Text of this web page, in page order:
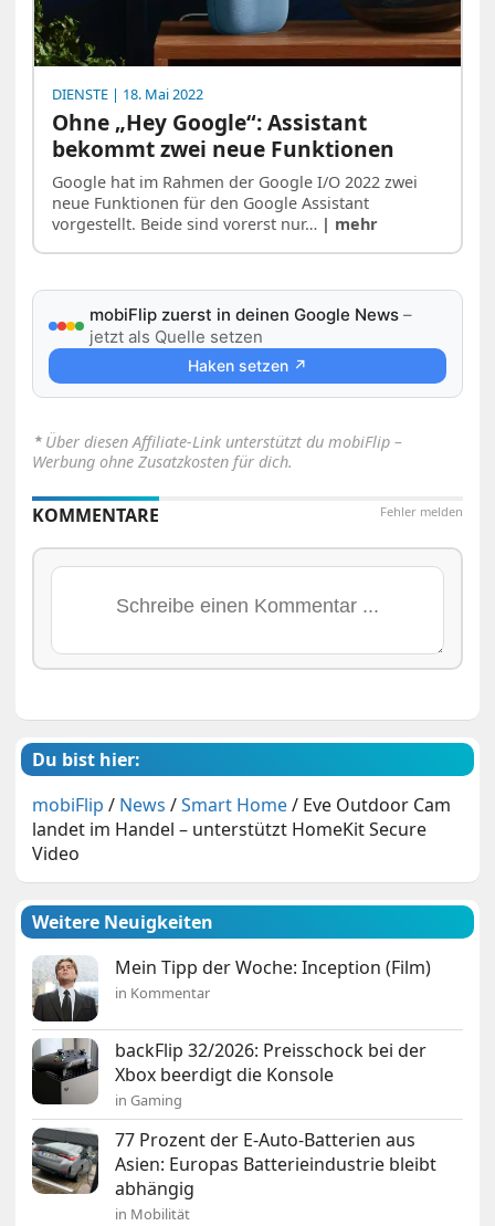
DIENSTE | 18. Mai 2022
Ohne „Hey Google“: Assistant
bekommt zwei neue Funktionen
Google hat im Rahmen der Google I/O 2022 zwei
neue Funktionen für den Google Assistant
vorgestellt. Beide sind vorerst nur… | mehr
mobiFlip zuerst in deinen Google News –
jetzt als Quelle setzen
Haken setzen ↗
⋆ Über diesen Affiliate-Link unterstützt du mobiFlip –
Werbung ohne Zusatzkosten für dich.
Fehler melden
KOMMENTARE
Du bist hier:
mobiFlip / News /Smart Home/ Eve Outdoor Cam
landet im Handel – unterstützt HomeKit Secure
Video
Weitere Neuigkeiten
Mein Tipp der Woche: Inception (Film)
in Kommentar
backFlip 32/2026: Preisschock bei der
Xbox beerdigt die Konsole
in Gaming
77 Prozent der E-Auto-Batterien aus
Asien: Europas Batterieindustrie bleibt
abhängig
in Mobilität